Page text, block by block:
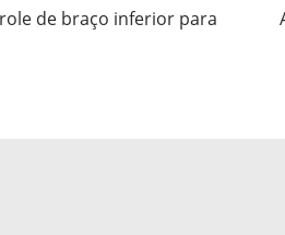
de braço inferior para